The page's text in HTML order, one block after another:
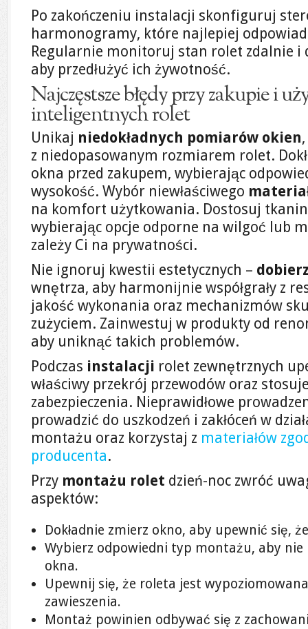
Po zakończeniu instalacji skonfiguruj
harmonogramy, które najlepiej
Regularnie monitoruj stan rolet zdalnie i
aby przedłużyć ich żywotność.
Najczęstsze błędy przy zakupie i
inteligentnych rolet
Unikaj niedokładnych pomiarów okien
z niedopasowanym rozmiarem rolet.
okna przed zakupem, wybierając
wysokość. Wybór niewłaściwego
na komfort użytkowania. Dostosuj
wybierając opcje odporne na wilgoć lub
zależy Ci na prywatności.
Nie ignoruj kwestii estetycznych –
wnętrza, aby harmonijnie współgrały z
jakość wykonania oraz mechanizmów
zużyciem. Zainwestuj w produkty od
aby uniknąć takich problemów.
Podczas instalacji rolet zewnętrznych
właściwy przekrój przewodów oraz
zabezpieczenia. Nieprawidłowe
prowadzić do uszkodzeń i zakłóceń w
montażu oraz korzystaj z materiałów
producenta.
Przy montażu rolet dzień-noc zwróć
aspektów:
Dokładnie zmierz okno, aby upewnić się,
Wybierz odpowiedni typ montażu, aby nie
okna.
Upewnij się, że roleta jest
zawieszenia.
Montaż powinien odbywać się z